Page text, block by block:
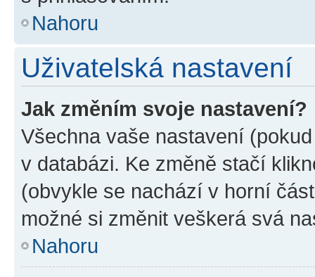
Nahoru
Uživatelská nastavení
Jak změním svoje nastavení?
Všechna vaše nastavení
v databázi. Ke změně stačí
(obvykle se nachází v horní
možné si změnit veškerá svá
Nahoru